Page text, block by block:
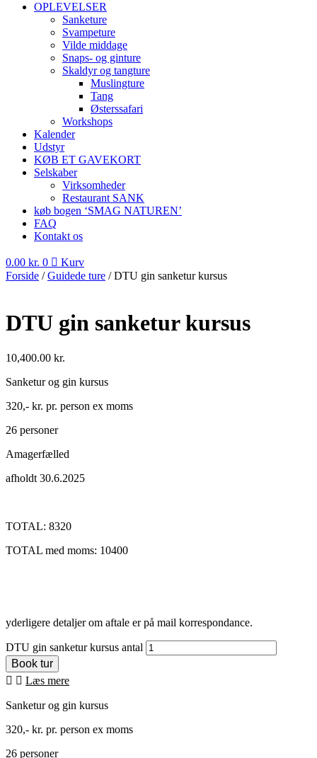
OPLEVELSER
Sanketure
Svampeture
Vilde middage
Snaps- og ginture
Skaldyr og tangture
Muslingture
Tang
Østerssafari
Workshops
Kalender
Udstyr
KØB ET GAVEKORT
Selskaber
Virksomheder
Restaurant SANK
køb bogen ‘SMAG NATUREN’
FAQ
Kontakt os
0.00 kr. 0
Kurv
Forside /Guidede ture / DTU gin sanketur kursus
DTU gin sanketur kursus
10,400.00 kr.
Sanketur og gin kursus
320,- kr. pr. person ex moms
26 personer
Amagerfælled
afholdt 30.6.2025
TOTAL: 8320
TOTAL med moms: 10400
yderligere detaljer om aftale er på mail korrespondance.
DTU gin sanketur kursus antal
Læs mere
Sanketur og gin kursus
320,- kr. pr. person ex moms
26 personer